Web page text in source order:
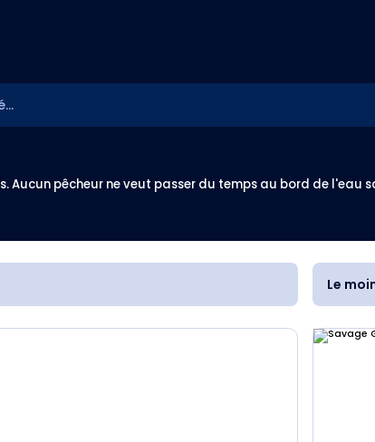
Aucun pêcheur ne veut passer du temps au bord de l'eau
Le